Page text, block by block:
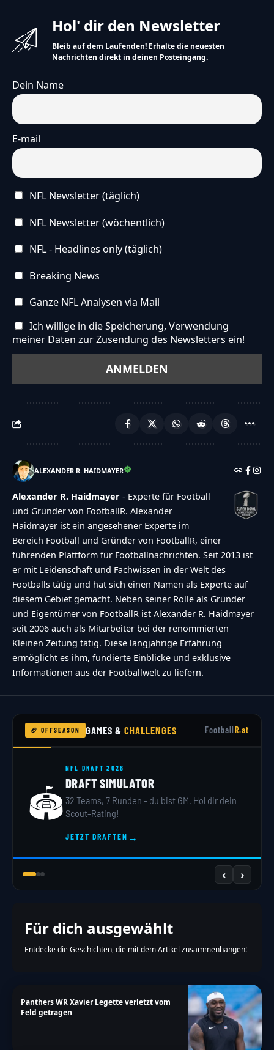
Hol' dir den Newsletter
Bleib auf dem Laufenden! Erhalte die neuesten
Nachrichten direkt in deinen Posteingang.
Dein Name
E-mail
NFL Newsletter (täglich)
NFL Newsletter (wöchentlich)
NFL - Headlines only (täglich)
Breaking News
Ganze NFL Analysen via Mail
Ich willige in die Speicherung, Verwendung
meiner Daten zur Zusendung des Newsletters ein!
ALEXANDER R. HAIDMAYER
Alexander R. Haidmayer - Experte für Football
und Gründer von FootballR. Alexander
Haidmayer ist ein angesehener Experte im
Bereich Football und Gründer von FootballR, einer
führenden Plattform für Footballnachrichten. Seit 2013 ist
er mit Leidenschaft und Fachwissen in der Welt des
Footballs tätig und hat sich einen Namen als Experte auf
diesem Gebiet gemacht. Neben seiner Rolle als Gründer
und Eigentümer von FootballR ist Alexander R. Haidmayer
seit 2006 auch als Mitarbeiter bei der renommierten
Kleinen Zeitung tätig. Diese langjährige Erfahrung
ermöglicht es ihm, fundierte Einblicke und exklusive
Informationen aus der Footballwelt zu liefern.
🏈 OFFSEASON GAMES &CHALLENGES FootballR.at
🏟️
NFL DRAFT 2026
DRAFT SIMULATOR
32 Teams, 7 Runden – du bist GM. Hol dir dein
Scout-Rating!
JETZT DRAFTEN →
‹ ›
Für dich ausgewählt
Entdecke die Geschichten, die mit dem Artikel zusammenhängen!
Panthers WR Xavier Legette verletzt vom
Feld getragen